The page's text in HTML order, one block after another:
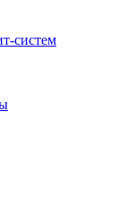
систем